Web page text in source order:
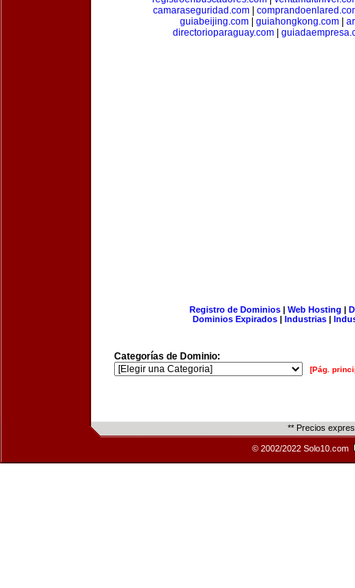
camaraseguridad.com
guiabeijing.com
guiahongkong.com
directorioparaguay.com|
Registro de Dominios| Web Hosting |
Dominios Expirados | Industrias |
Categorías de Dominio:
[Pág.
** Precios
© 2002/2022 Solo10.com